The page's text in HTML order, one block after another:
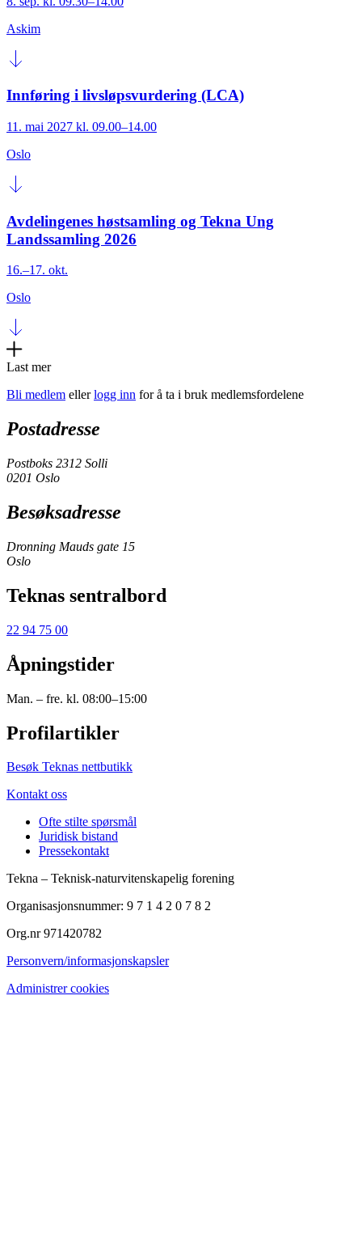
Askim
Innføring i livsløpsvurdering (LCA)
11. mai 2027 kl. 09.00–14.00
Oslo
Avdelingenes høstsamling og Tekna Ung
Landssamling 2026
16.–17. okt.
Oslo
Last mer
Bli medlem ellerlogg inn for å ta i bruk medlemsfordelene
Postadresse
Postboks 2312 Solli
0201 Oslo
Besøksadresse
Dronning Mauds gate 15
Oslo
Teknas sentralbord
22 94 75 00
Åpningstider
Man. – fre. kl. 08:00–15:00
Profilartikler
Besøk Teknas nettbutikk
Kontakt oss
Ofte stilte spørsmål
Juridisk bistand
Pressekontakt
Tekna – Teknisk-naturvitenskapelig forening
Organisasjonsnummer: 9 7 1 4 2 0 7 8 2
Org.nr 971420782
Personvern/informasjonskapsler
Administrer cookies